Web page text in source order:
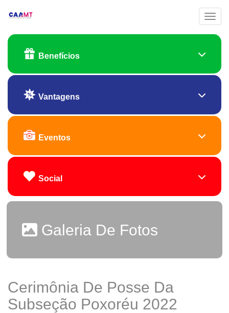
Benefícios
Vantagens
Eventos
Social
Galeria De Fotos
Cerimônia De Posse Da
Subseção Poxoréu 2022